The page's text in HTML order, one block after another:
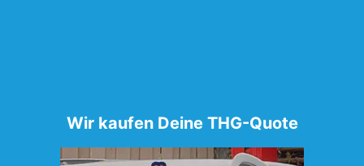
Wir kaufen Deine THG-Quote